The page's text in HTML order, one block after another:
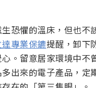
生恐懼的溫床，但也不
達專業保鑣提醒，卸下
。留意居家環境中不
出來的電子產品，定